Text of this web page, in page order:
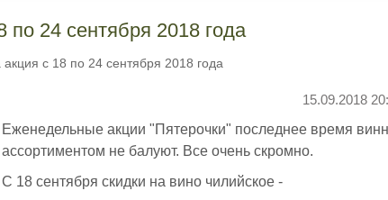
по 24 сентября 2018 года
с 18 по 24 сентября 2018 года
15.09.2018
Еженедельные акции "Пятерочки" последнее время
ассортиментом не балуют. Все очень скромно.
С 18 сентября скидки на вино чилийское -